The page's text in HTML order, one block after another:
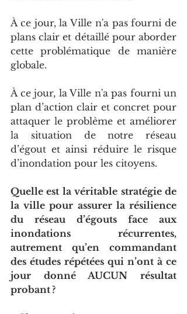
À ce jour, la Ville n'a pas fourni de
plans clair et détaillé pour aborder
cette problématique de manière
globale.
À ce jour, la Ville n'a pas fourni un
plan d’action clair et concret pour
attaquer le problème et améliorer
la situation de notre réseau
d’égout et ainsi réduire le risque
d’inondation pour les citoyens.
Quelle est la véritable stratégie de
la ville pour assurer la résilience
du réseau d’égouts face aux
inondations récurrentes,
autrement qu’en commandant
des études répétées qui n’ont à ce
jour donné AUCUN résultat
probant ?